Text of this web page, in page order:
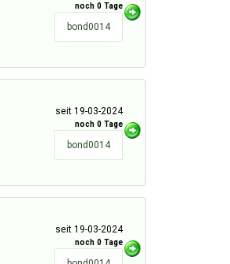
noch 0 Tage
bond0014
seit 19-03-2024
noch 0 Tage
bond0014
seit 19-03-2024
noch 0 Tage